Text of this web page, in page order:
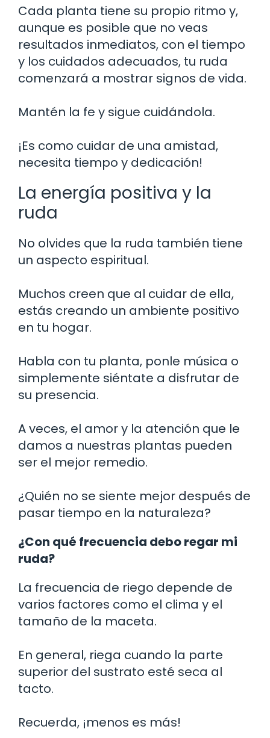
Cada planta tiene su propio ritmo y,
aunque es posible que no veas
resultados inmediatos, con el tiempo
y los cuidados adecuados, tu ruda
comenzará a mostrar signos de vida.
Mantén la fe y sigue cuidándola.
¡Es como cuidar de una amistad,
necesita tiempo y dedicación!
La energía positiva y la
ruda
No olvides que la ruda también tiene
un aspecto espiritual.
Muchos creen que al cuidar de ella,
estás creando un ambiente positivo
en tu hogar.
Habla con tu planta, ponle música o
simplemente siéntate a disfrutar de
su presencia.
A veces, el amor y la atención que le
damos a nuestras plantas pueden
ser el mejor remedio.
¿Quién no se siente mejor después de
pasar tiempo en la naturaleza?
¿Con qué frecuencia debo regar mi
ruda?
La frecuencia de riego depende de
varios factores como el clima y el
tamaño de la maceta.
En general, riega cuando la parte
superior del sustrato esté seca al
tacto.
Recuerda, ¡menos es más!